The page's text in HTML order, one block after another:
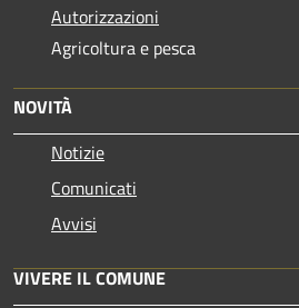
Autorizzazioni
Agricoltura e pesca
NOVITÀ
Notizie
Comunicati
Avvisi
VIVERE IL COMUNE